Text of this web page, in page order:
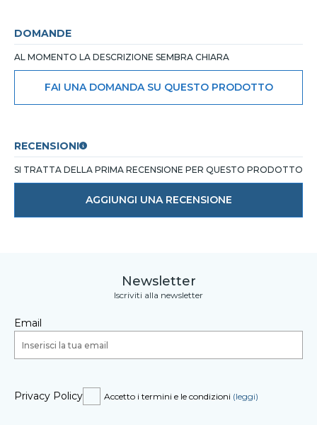
DOMANDE
AL MOMENTO LA DESCRIZIONE SEMBRA CHIARA
FAI UNA DOMANDA SU QUESTO PRODOTTO
RECENSIONI
SI TRATTA DELLA PRIMA RECENSIONE PER QUESTO PRODOTTO
AGGIUNGI UNA RECENSIONE
Newsletter
Iscriviti alla newsletter
Email
Privacy Policy Accetto i termini e le condizioni (leggi)